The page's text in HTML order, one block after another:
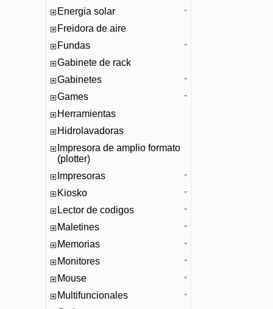
Energia solar
Freidora de aire
Fundas
Gabinete de rack
Gabinetes
Games
Herramientas
Hidrolavadoras
Impresora de amplio formato
(plotter)
Impresoras
Kiosko
Lector de codigos
Maletines
Memorias
Monitores
Mouse
Multifuncionales